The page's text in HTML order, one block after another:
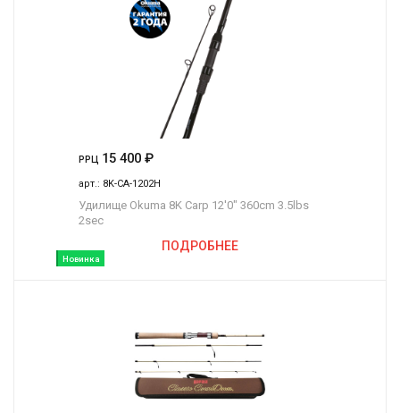
Новинка
РРЦ 15 400 ₽
арт.: 8K-CA-1202H
Удилище Okuma 8K Carp 12'0" 360cm 3.5lbs
2sec
ПОДРОБНЕЕ